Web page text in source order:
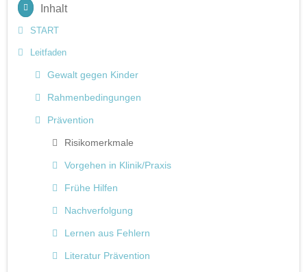
Inhalt
START
Leitfaden
Gewalt gegen Kinder
Rahmenbedingungen
Prävention
Risikomerkmale
Vorgehen in Klinik/Praxis
Frühe Hilfen
Nachverfolgung
Lernen aus Fehlern
Literatur Prävention